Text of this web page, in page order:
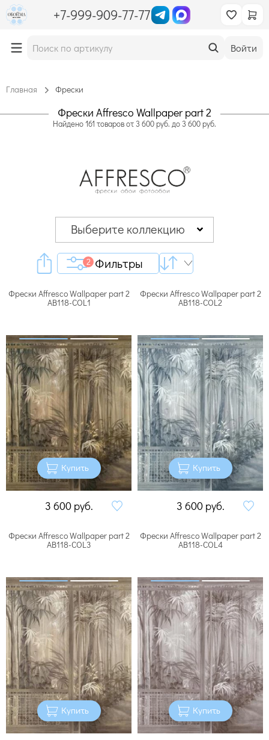
+7-999-909-77-77
Войти
Главная Фрески
Фрески Affresco Wallpaper part 2
Найдено161 товаровот 3 600руб. до 3 600руб.
Выберите коллекцию
Фильтры
2
Фрески Affresco Wallpaper part 2
AB118-COL1
Купить
3 600 руб.
Фрески Affresco Wallpaper part 2
AB118-COL2
Купить
3 600 руб.
Фрески Affresco Wallpaper part 2
AB118-COL3
Купить
Фрески Affresco Wallpaper part 2
AB118-COL4
Купить